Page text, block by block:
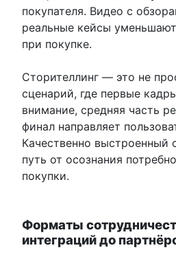
покупателя. Видео с
реальные кейсы
при покупке.
Сторителлинг — это не
сценарий, где первые
внимание, средняя часть
финал направляет
Качественно
путь от осознания
покупки.
Форматы
интеграций до